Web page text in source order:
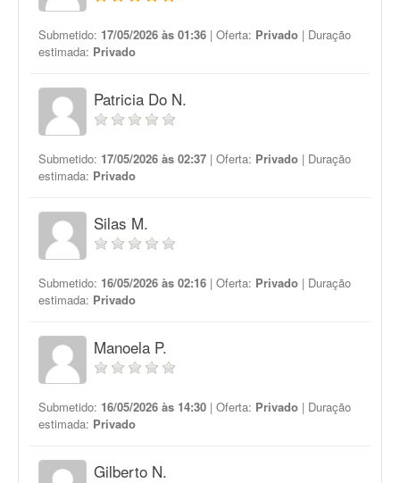
Submetido: 17/05/2026 às 01:36 | Oferta: Privado | Duração
estimada: Privado
Patricia Do N.
Submetido: 17/05/2026 às 02:37 | Oferta: Privado | Duração
estimada: Privado
Silas M.
Submetido: 16/05/2026 às 02:16 | Oferta: Privado | Duração
estimada: Privado
Manoela P.
Submetido: 16/05/2026 às 14:30 | Oferta: Privado | Duração
estimada: Privado
Gilberto N.